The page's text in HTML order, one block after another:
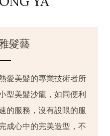
髮藝
愛美髮的專業技術者所
型美髮沙龍，如同便利
的服務，沒有設限的服
成心中的完美造型，不